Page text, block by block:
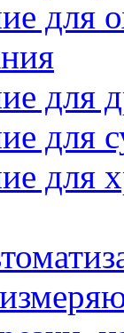
для
для
для
для